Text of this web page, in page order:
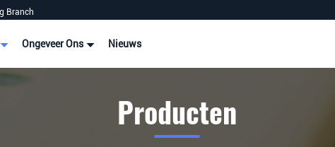
Branch
Ongeveer Ons Nieuws
Producten